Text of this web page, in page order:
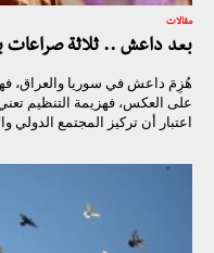
مقالات
بعد داعش .. ثلاثة صراعات
هُزِمَ داعش في سوريا والعراق،
على العكس، فهزيمة التنظيم
اعتبار أن تركيز المجتمع الدولي